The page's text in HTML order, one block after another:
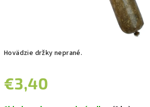
Hovädzie držky neprané.
€3,40